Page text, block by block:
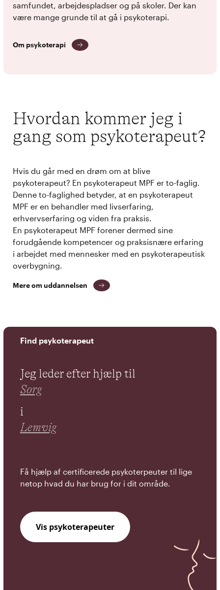
samfundet, arbejdespladser og på skoler. Der kan
være mange grunde til at gå i psykoterapi.
Om psykoterapi
Hvordan kommer jeg i
gang som psykoterapeut?
Hvis du går med en drøm om at blive
psykoterapeut? En psykoterapeut MPF er to-faglig.
Denne to-faglighed betyder, at en psykoterapeut
MPF er en behandler med livserfaring,
erhvervserfaring og viden fra praksis.
En psykoterapeut MPF forener dermed sine
forudgående kompetencer og praksisnære erfaring
i arbejdet med mennesker med en psykoterapeutisk
overbygning.
Mere om uddannelsen
Find psykoterapeut
Jeg leder efter hjælp til
Sorg
i
Lemvig
Få hjælp af certificerede psykoterpeuter til lige
netop hvad du har brug for i dit område.
Vis psykoterapeuter